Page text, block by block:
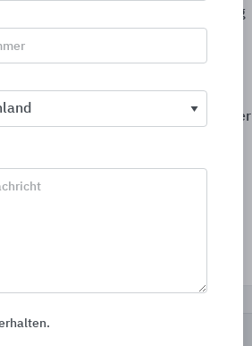
Unterlagen und die Abstimmung
Endpreis angegeben. CAMA Lift
und weiteren Formalitäten.
Ersatzteile und ein vermittelter
Mobilitätslösungen zur